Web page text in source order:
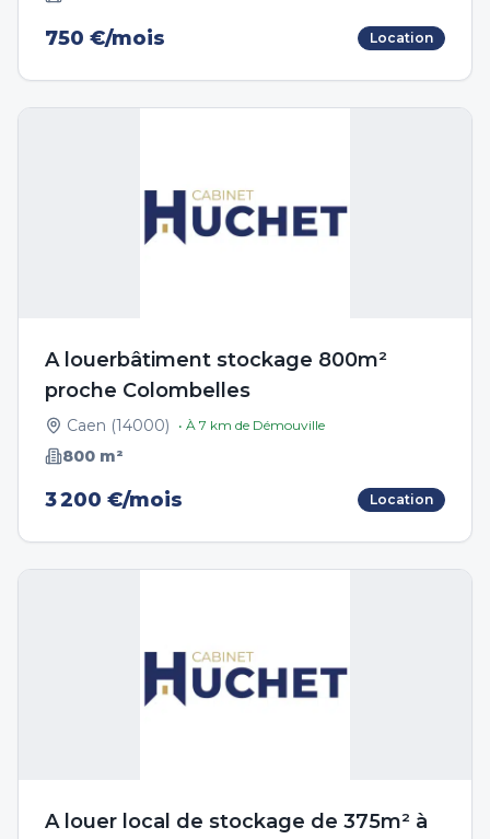
750 €/mois Location
A louerbâtiment stockage 800m²
proche Colombelles
Caen (14000) • À 7 km de Démouville
800 m²
3 200 €/mois Location
A louer local de stockage de 375m² à